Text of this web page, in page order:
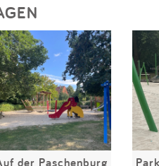
der Paschenburg